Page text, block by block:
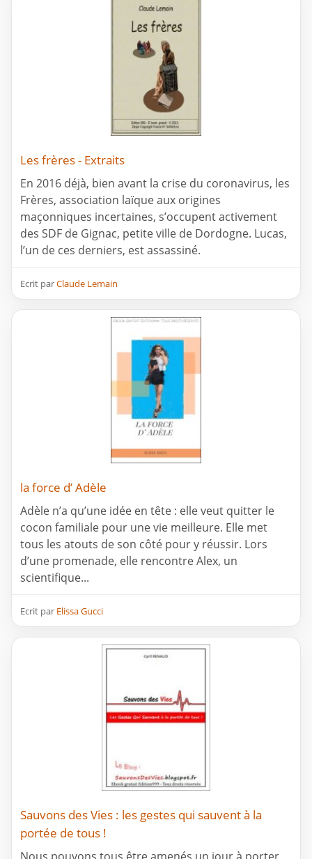
Les frères - Extraits
En 2016 déjà, bien avant la crise du coronavirus, les
Frères, association laïque aux origines
maçonniques incertaines, s’occupent activement
des SDF de Gignac, petite ville de Dordogne. Lucas,
l’un de ces derniers, est assassiné.
Ecrit parClaude Lemain
la force d’ Adèle
Adèle n’a qu’une idée en tête : elle veut quitter le
cocon familiale pour une vie meilleure. Elle met
tous les atouts de son côté pour y réussir. Lors
d’une promenade, elle rencontre Alex, un
scientifique...
Ecrit par Elissa Gucci
Sauvons des Vies : les gestes qui sauvent à la
portée de tous !